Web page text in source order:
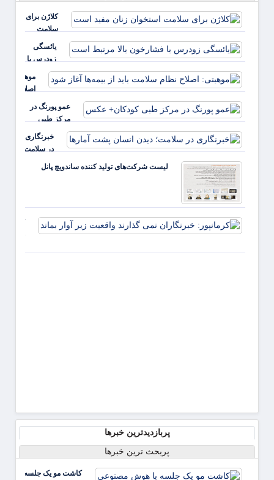
کلاژن برای
سلامت
استخوان
زنان مفید
یائسگی
زودرس با
فشارخون
بالا مرتبط
موهبتی:
اصلاح
سلامت
بیمه‌ها
آغاز شود
عمو پورنگ در
مرکز طبی
کودکان+ عکس
خبرنگاری
در سلامت؛
انسان
لیست شرکت‌های تولید کننده ساندویچ پانل
پربازدیدترین خبرها
پربحث ترین خبرها
کاشت مو یک جلسه